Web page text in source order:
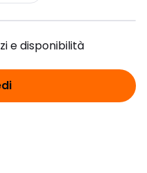
e disponibilità